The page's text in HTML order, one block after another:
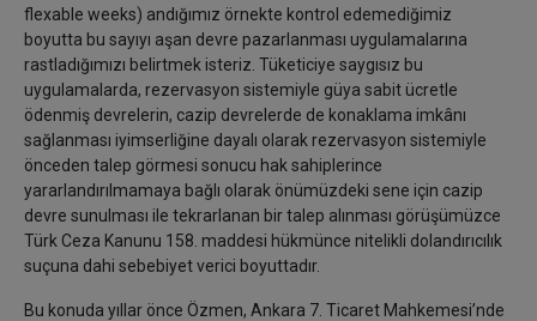
flexable weeks) andığımız örnekte kontrol edemediğimiz
boyutta bu sayıyı aşan devre pazarlanması uygulamalarına
rastladığımızı belirtmek isteriz. Tüketiciye saygısız bu
uygulamalarda, rezervasyon sistemiyle güya sabit ücretle
ödenmiş devrelerin, cazip devrelerde de konaklama imkânı
sağlanması iyimserliğine dayalı olarak rezervasyon sistemiyle
önceden talep görmesi sonucu hak sahiplerince
yararlandırılmamaya bağlı olarak önümüzdeki sene için cazip
devre sunulması ile tekrarlanan bir talep alınması görüşümüzce
Türk Ceza Kanunu 158. maddesi hükmünce nitelikli dolandırıcılık
suçuna dahi sebebiyet verici boyuttadır.
Bu konuda yıllar önce Özmen, Ankara 7. Ticaret Mahkemesi’nde